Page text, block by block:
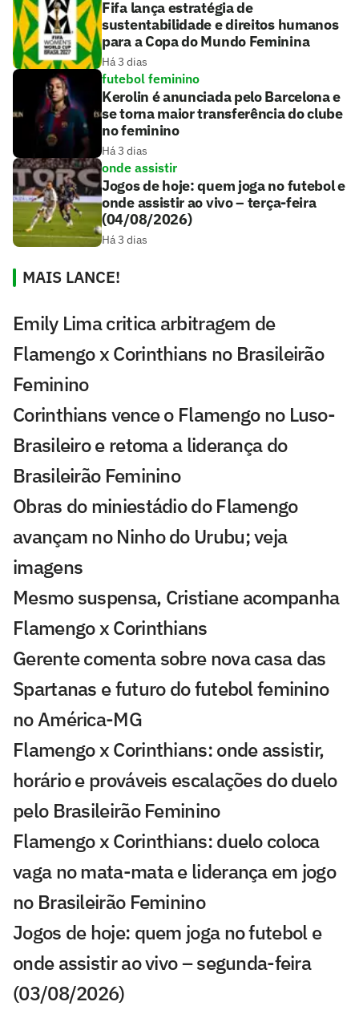
Fifa lança estratégia de
sustentabilidade e direitos humanos
para a Copa do Mundo Feminina
Há 3 dias
futebol feminino
Kerolin é anunciada pelo Barcelona e
se torna maior transferência do clube
no feminino
Há 3 dias
onde assistir
Jogos de hoje: quem joga no futebol e
onde assistir ao vivo – terça-feira
(04/08/2026)
Há 3 dias
MAIS LANCE!
Emily Lima critica arbitragem de
Flamengo x Corinthians no Brasileirão
Feminino
Corinthians vence o Flamengo no Luso-
Brasileiro e retoma a liderança do
Brasileirão Feminino
Obras do miniestádio do Flamengo
avançam no Ninho do Urubu; veja
imagens
Mesmo suspensa, Cristiane acompanha
Flamengo x Corinthians
Gerente comenta sobre nova casa das
Spartanas e futuro do futebol feminino
no América-MG
Flamengo x Corinthians: onde assistir,
horário e prováveis escalações do duelo
pelo Brasileirão Feminino
Flamengo x Corinthians: duelo coloca
vaga no mata-mata e liderança em jogo
no Brasileirão Feminino
Jogos de hoje: quem joga no futebol e
onde assistir ao vivo – segunda-feira
(03/08/2026)